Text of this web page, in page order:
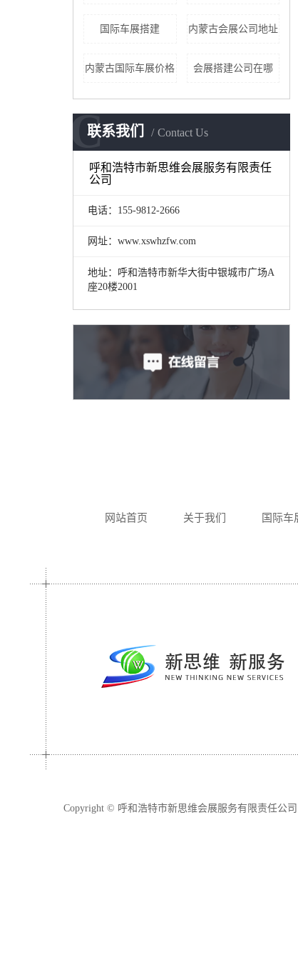
国际车展搭建 内蒙古会展公司地址
内蒙古国际车展价格 会展搭建公司在哪
联系我们 Contact Us
C
呼和浩特市新思维会展服务有限责任
公司
电话：155-9812-2666
网址：www.xswhzfw.com
地址：呼和浩特市新华大街中银城市广场A
座20楼2001
网站首页 关于我们 国际车
Copyright © 呼和浩特市新思维会展服务有限责任公司